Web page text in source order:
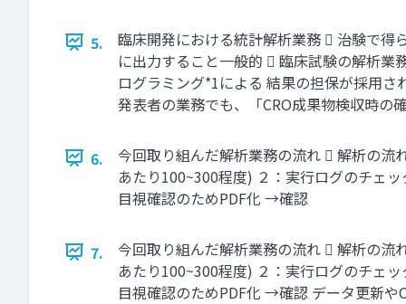
5.
臨床開発における統計解析業務  治験で得
に出力すること一般的  臨床試験の解析業
ログラミング*1による 結果の担保が採用
発表者の業務でも、「CRO成果物検収時の
6.
今回取り組んだ解析業務の流れ  解析の流
あたり100~300程度) ２：実行ログのチェ
目視確認のためPDF化 →確認
7.
今回取り組んだ解析業務の流れ  解析の流
あたり100~300程度) ２：実行ログのチェ
目視確認のためPDF化 →確認 データ更新や